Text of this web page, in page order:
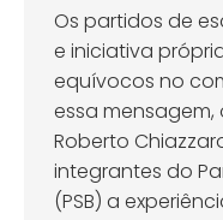
Os partidos de
e iniciativa
equívocos no
essa
Roberto
integrantes do
(PSB) a